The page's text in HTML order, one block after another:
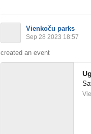
Vienkoču parks
Sep 28 2023 18:57
created an event